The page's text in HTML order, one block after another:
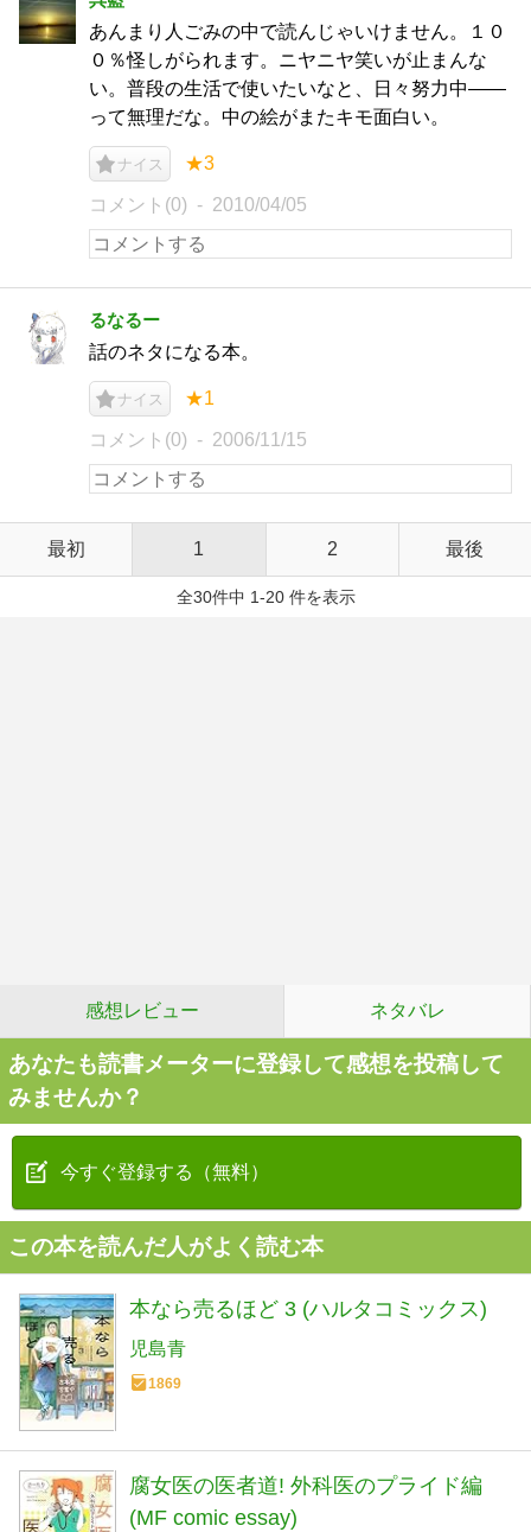
あんまり人ごみの中で読んじゃいけません。１０
０％怪しがられます。ニヤニヤ笑いが止まんな
い。普段の生活で使いたいなと、日々努力中――
って無理だな。中の絵がまたキモ面白い。
ナイス ★3
コメント(0) 2010/04/05
るなるー
話のネタになる本。
ナイス ★1
コメント(0) 2006/11/15
最初 1 2 最後
全30件中 1-20 件を表示
感想レビュー ネタバレ
あなたも読書メーターに登録して感想を投稿して
みませんか？
今すぐ登録する（無料）
この本を読んだ人がよく読む本
本なら売るほど 3 (ハルタコミックス)
児島青
1869
腐女医の医者道! 外科医のプライド編
(MF comic essay)